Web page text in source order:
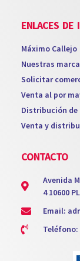
ENLACES DE
Máximo Callejo
Nuestras
Solicitar
Venta al por
Distribución de
Venta y
CONTACTO
Avenida
4 10600
Email:
Teléfono: